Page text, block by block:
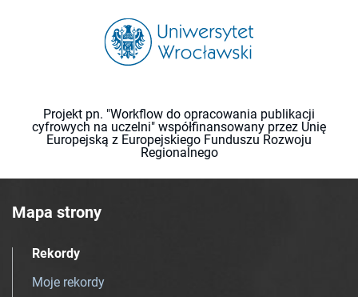
Projekt pn. "Workflow do opracowania publikacji
cyfrowych na uczelni" współfinansowany przez Unię
Europejską z Europejskiego Funduszu Rozwoju
Regionalnego
Mapa strony
Rekordy
Moje rekordy